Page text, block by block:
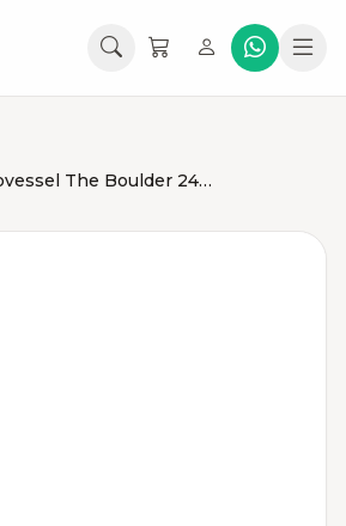
Envase Térmico Ecovessel The Boulder 24oz